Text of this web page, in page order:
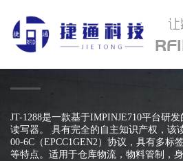
JT-1288 UHF
JT-1288是一款基于IMPINJE710平台研
读写器。 具有完全的自主知识产权，该
00-6C（EPCC1GEN2）协议，具有多
等特点。适用于仓库物流，物料管制，